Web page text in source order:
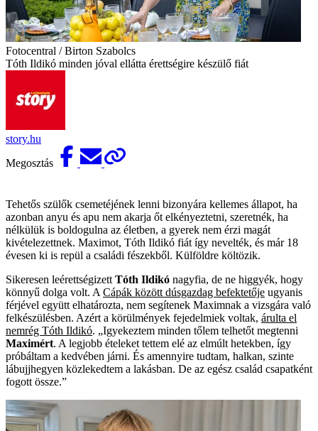
Fotocentral / Birton Szabolcs
Tóth Ildikó minden jóval ellátta érettségire készülő fiát
story.hu
Megosztás
Tehetős szülők csemetéjének lenni bizonyára kellemes állapot, ha
azonban anyu és apu nem akarja őt elkényeztetni, szeretnék, ha
nélkülük is boldogulna az életben, a gyerek nem érzi magát
kivételezettnek. Maximot, Tóth Ildikó fiát így nevelték, és már 18
évesen ki is repül a családi fészekből. Külföldre költözik.
Sikeresen leérettségizett Tóth Ildikó nagyfia, de ne higgyék, hogy
könnyű dolga volt. A Cápák között dúsgazdag befektetője ugyanis
férjével együtt elhatározta, nem segítenek Maximnak a vizsgára való
felkészülésben. Azért a körülmények fejedelmiek voltak, árulta el
nemrég Tóth Ildikó. „Igyekeztem minden tőlem telhetőt megtenni
Maximért. A legjobb ételeket tettem elé az elmúlt hetekben, így
próbáltam a kedvében járni. És amennyire tudtam, halkan, szinte
lábujjhegyen közlekedtem a lakásban. De az egész család csapatként
fogott össze.”